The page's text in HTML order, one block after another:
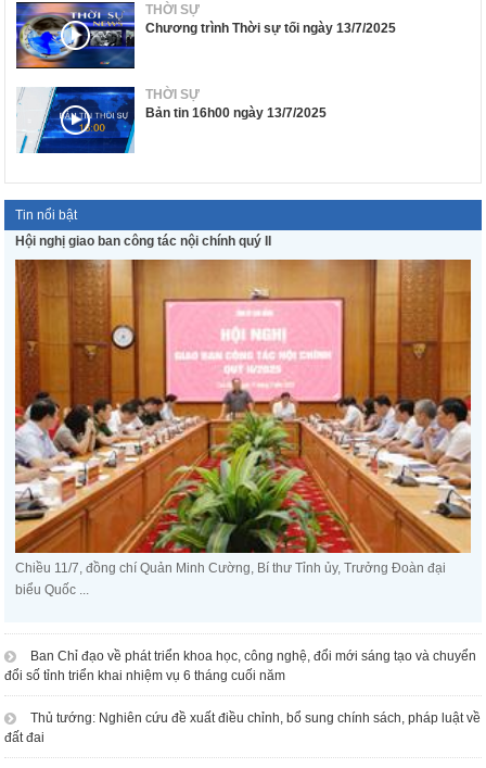
THỜI SỰ
Chương trình Thời sự tối ngày 13/7/2025
THỜI SỰ
Bản tin 16h00 ngày 13/7/2025
Tin nổi bật
Hội nghị giao ban công tác nội chính quý II
Chiều 11/7, đồng chí Quản Minh Cường, Bí thư Tỉnh ủy, Trưởng Đoàn đại
biểu Quốc ...
Ban Chỉ đạo về phát triển khoa học, công nghệ, đổi mới sáng tạo và chuyển
đổi số tỉnh triển khai nhiệm vụ 6 tháng cuối năm
Thủ tướng: Nghiên cứu đề xuất điều chỉnh, bổ sung chính sách, pháp luật về
đất đai